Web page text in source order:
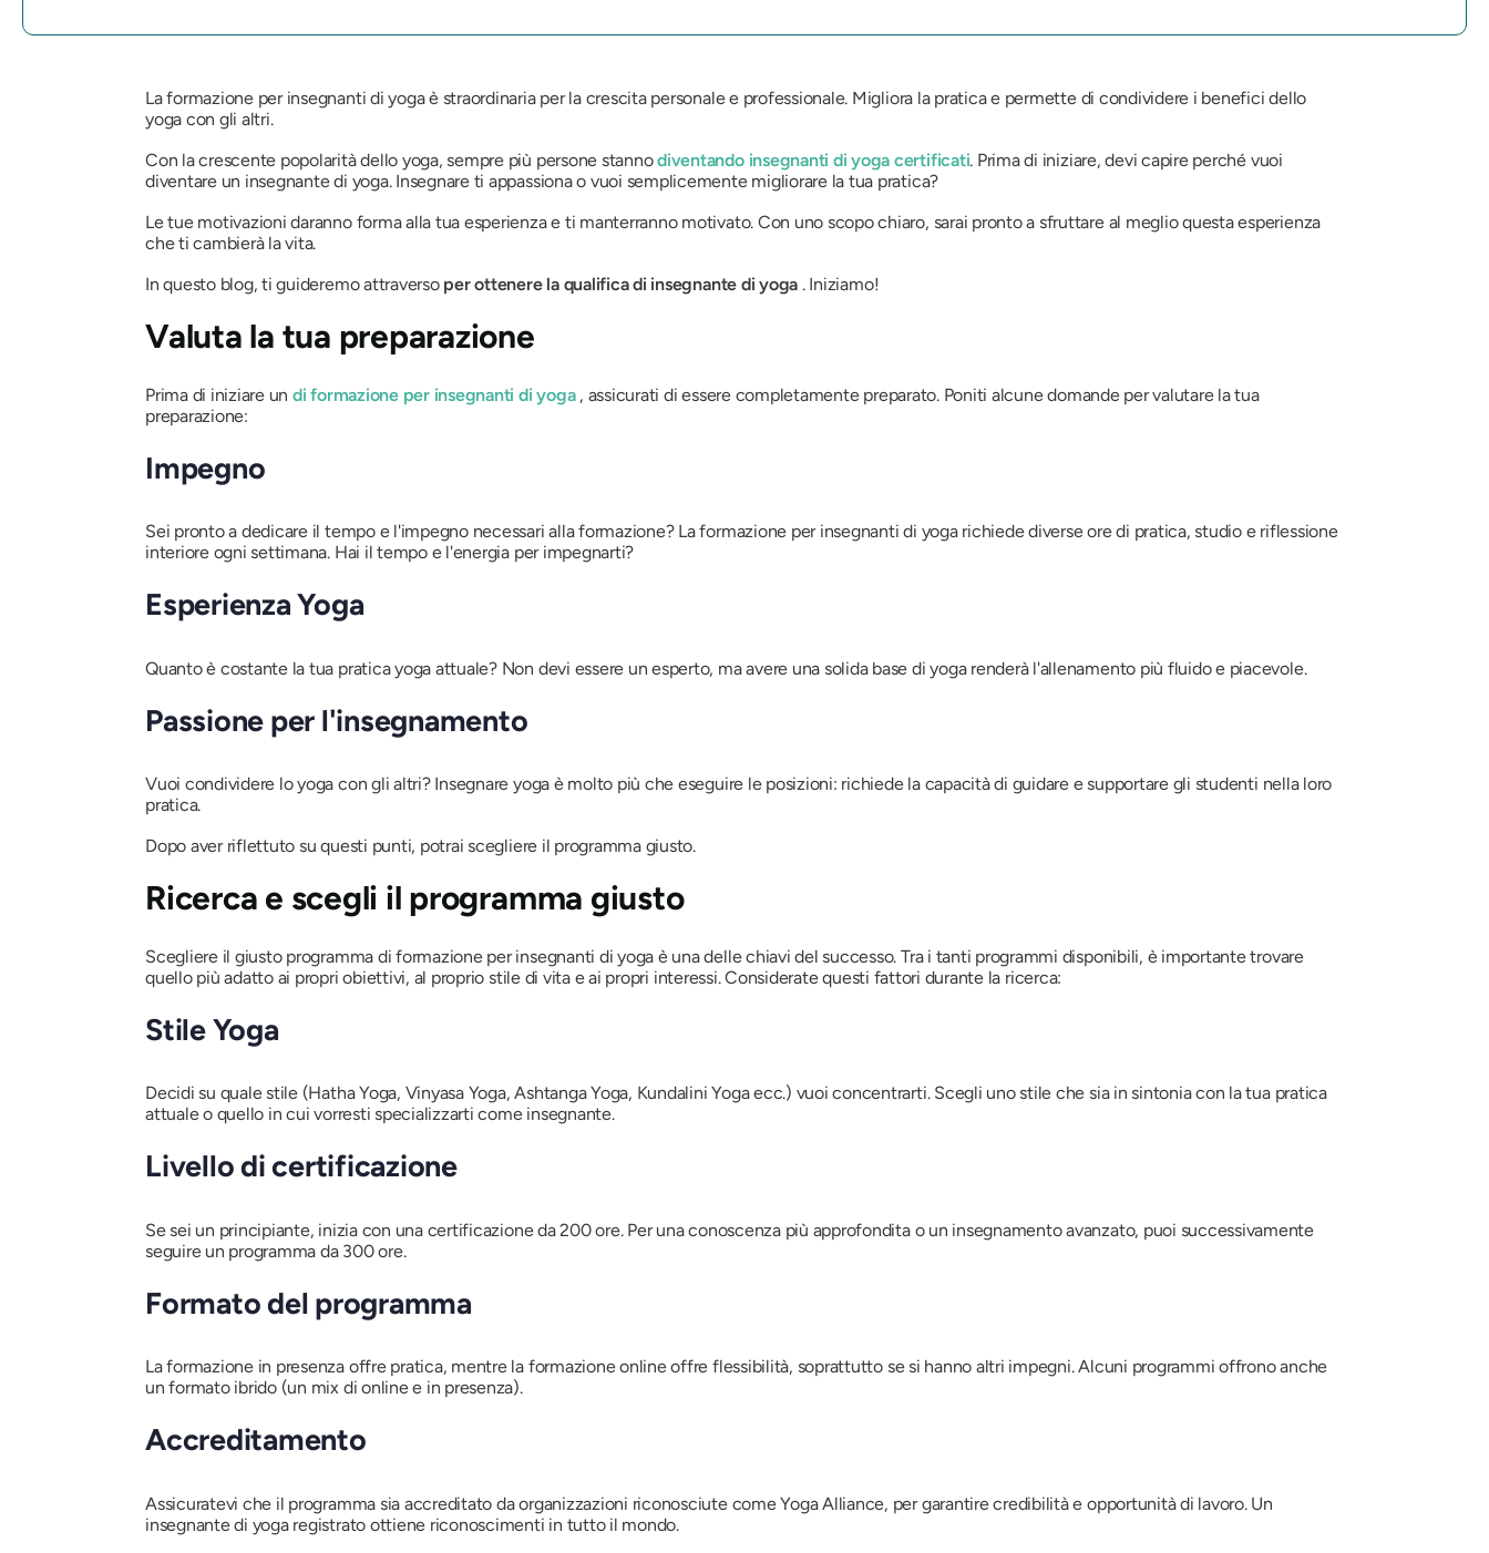
La formazione per insegnanti di yoga è straordinaria per la crescita personale e professionale. Migliora la pratica e permette di condividere i benefici dello
yoga con gli altri.
Con la crescente popolarità dello yoga, sempre più persone stannodiventando insegnanti di yoga certificati. Prima di iniziare, devi capire perché vuoi
diventare un insegnante di yoga. Insegnare ti appassiona o vuoi semplicemente migliorare la tua pratica?
Le tue motivazioni daranno forma alla tua esperienza e ti manterranno motivato. Con uno scopo chiaro, sarai pronto a sfruttare al meglio questa esperienza
che ti cambierà la vita.
In questo blog, ti guideremo attraverso per ottenere la qualifica di insegnante di yoga . Iniziamo!
Valuta la tua preparazione
Prima di iniziare un di formazione per insegnanti di yoga, assicurati di essere completamente preparato. Poniti alcune domande per valutare la tua
preparazione:
Impegno
Sei pronto a dedicare il tempo e l'impegno necessari alla formazione? La formazione per insegnanti di yoga richiede diverse ore di pratica, studio e riflessione
interiore ogni settimana. Hai il tempo e l'energia per impegnarti?
Esperienza Yoga
Quanto è costante la tua pratica yoga attuale? Non devi essere un esperto, ma avere una solida base di yoga renderà l'allenamento più fluido e piacevole.
Passione per l'insegnamento
Vuoi condividere lo yoga con gli altri? Insegnare yoga è molto più che eseguire le posizioni: richiede la capacità di guidare e supportare gli studenti nella loro
pratica.
Dopo aver riflettuto su questi punti, potrai scegliere il programma giusto.
Ricerca e scegli il programma giusto
Scegliere il giusto programma di formazione per insegnanti di yoga è una delle chiavi del successo. Tra i tanti programmi disponibili, è importante trovare
quello più adatto ai propri obiettivi, al proprio stile di vita e ai propri interessi. Considerate questi fattori durante la ricerca:
Stile Yoga
Decidi su quale stile (Hatha Yoga, Vinyasa Yoga, Ashtanga Yoga, Kundalini Yoga ecc.) vuoi concentrarti. Scegli uno stile che sia in sintonia con la tua pratica
attuale o quello in cui vorresti specializzarti come insegnante.
Livello di certificazione
Se sei un principiante, inizia con una certificazione da 200 ore. Per una conoscenza più approfondita o un insegnamento avanzato, puoi successivamente
seguire un programma da 300 ore.
Formato del programma
La formazione in presenza offre pratica, mentre la formazione online offre flessibilità, soprattutto se si hanno altri impegni. Alcuni programmi offrono anche
un formato ibrido (un mix di online e in presenza).
Accreditamento
Assicuratevi che il programma sia accreditato da organizzazioni riconosciute come Yoga Alliance, per garantire credibilità e opportunità di lavoro. Un
insegnante di yoga registrato ottiene riconoscimenti in tutto il mondo.